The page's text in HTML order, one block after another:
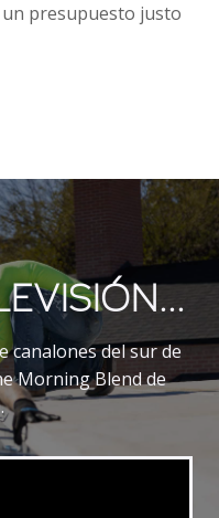
un presupuesto justo
canalones del sur de
Morning Blend de